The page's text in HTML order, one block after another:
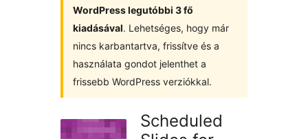
WordPress legutóbbi 3 fő
kiadásával. Lehetséges, hogy már
nincs karbantartva, frissítve és a
használata gondot jelenthet a
frissebb WordPress verziókkal.
Scheduled